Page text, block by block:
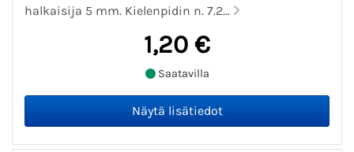
halkaisija 5 mm. Kielenpidin n. 7.2...
1,20 €
Saatavilla